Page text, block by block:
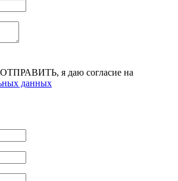
я даю согласие на
данных